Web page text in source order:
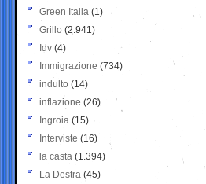
Green Italia (1)
Grillo (2.941)
Idv (4)
Immigrazione (734)
indulto (14)
inflazione (26)
Ingroia (15)
Interviste (16)
la casta (1.394)
La Destra (45)